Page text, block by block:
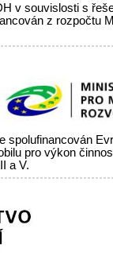
v souvislosti s
z rozpočtu
spolufinancován
pro výkon
a V.